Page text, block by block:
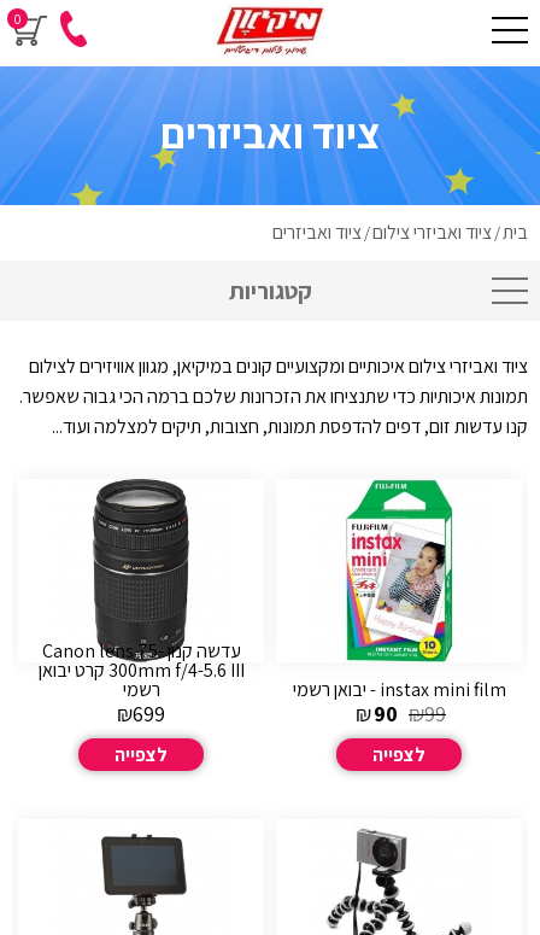
0
ציוד ואביזרים
בית/ציוד ואביזרי צילום/ציוד ואביזרים
קטגוריות
ציוד ואביזרי צילום איכותיים ומקצועיים קונים במיקיאן, מגוון אוויזירים לצילום
תמונות איכותיות כדי שתנציחו את הזכרונות שלכם ברמה הכי גבוה שאפשר.
קנו עדשות זום, דפים להדפסת תמונות, חצובות, תיקים למצלמה ועוד...
instax mini film - יבואן רשמי
₪90 ₪99
לצפייה
עדשה קנון Canon lens 75-
300mm f/4-5.6 III קרט יבואן
רשמי
₪699
לצפייה